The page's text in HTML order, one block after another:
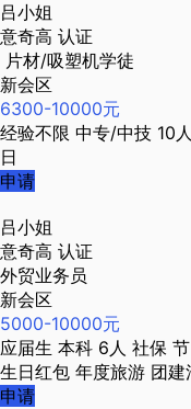
吕小姐
意奇高 认证
片材/吸塑机学徒
新会区
6300-10000元
经验不限 中专/中技 10人
日
申请
吕小姐
意奇高 认证
外贸业务员
新会区
5000-10000元
应届生 本科 6人 社保
生日红包 年度旅游 团建
申请